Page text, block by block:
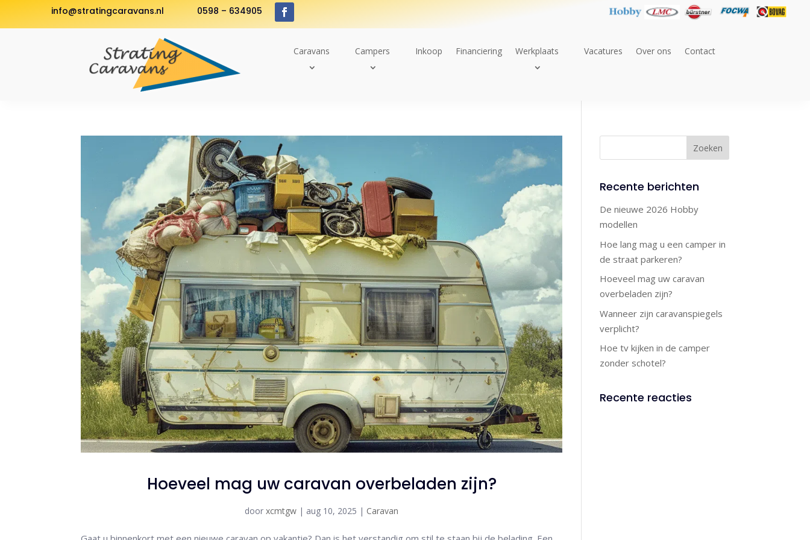
info@stratingcaravans.nl 0598 – 634905
Caravans Campers Inkoop Financiering Werkplaats Vacatures Over ons Contact
Hoeveel mag uw caravan overbeladen zijn?
doorxcmtgw | aug 10, 2025 | Caravan
Recente berichten
De nieuwe 2026 Hobby
modellen
Hoe lang mag u een camper in
de straat parkeren?
Hoeveel mag uw caravan
overbeladen zijn?
Wanneer zijn caravanspiegels
verplicht?
Hoe tv kijken in de camper
zonder schotel?
Recente reacties